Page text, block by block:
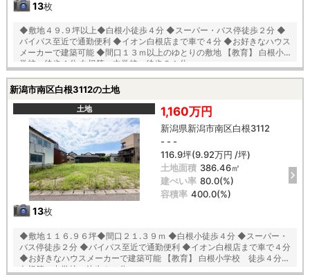
13枚
◆敷地４９.９坪以上◆白根小徒歩４分 ◆スーパー・バス停徒歩２分 ◆
バイパス至近で通勤便利 ◆イオン白根店まで車で４分 ◆お好きなハウス
メーカーで建築可能 ◆間口１３ｍ以上のゆとりの敷地 【教育】 白根小
学校 徒歩４分 白根第一中学校 徒歩２１分
新潟市南区白根3112の土地
土地
13枚
1,160万円
新潟県新潟市南区白根3112
- - -
116.9坪(9.92万円 /坪)
土地面積 386.46㎡
建ぺい率 80.0(%)
容積率 400.0(%)
◆敷地１１６.９６坪◆間口２１.３９ｍ ◆白根小徒歩４分 ◆スーパー・
バス停徒歩２分 ◆バイパス至近で通勤便利 ◆イオン白根店まで車で４分
◆お好きなハウスメーカーで建築可能 【教育】 白根小学校 徒歩４分
白根第一中学校 徒歩２１分